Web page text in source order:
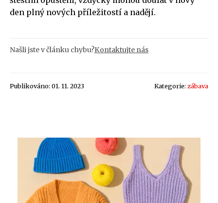
den plný nových příležitostí a nadějí.
Našli jste v článku chybu?Kontaktujte nás
Publikováno: 01. 11. 2023 Kategorie: zábava